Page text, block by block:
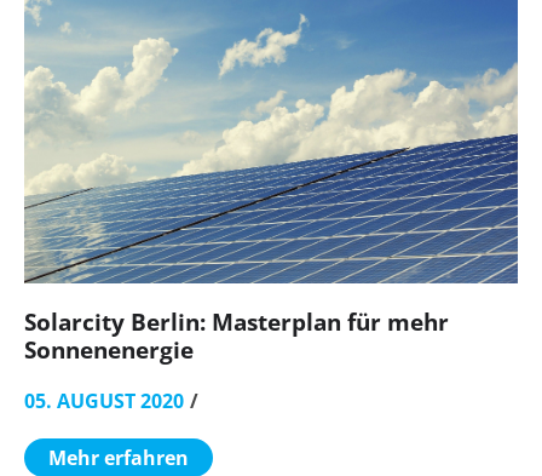
Solarcity Berlin: Masterplan für mehr
Sonnenenergie
05. AUGUST 2020
Mehr erfahren